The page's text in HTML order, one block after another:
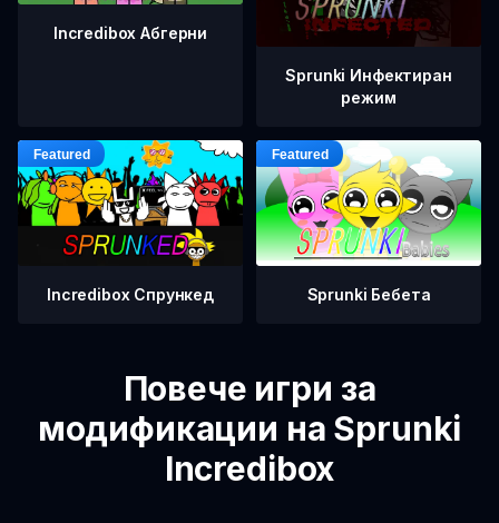
Incredibox Абгерни
Sprunki Инфектиран
режим
Incredibox Спрункед Sprunki Бебета
Повече игри за
модификации на Sprunki
Incredibox